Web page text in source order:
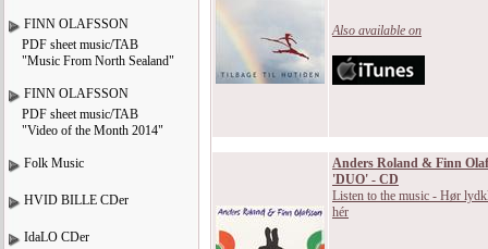
FINN OLAFSSON
PDF sheet music/TAB
"Music From North Sealand"
FINN OLAFSSON
PDF sheet music/TAB
"Video of the Month 2014"
Folk Music
HVID BILLE CDer
IdaLO CDer
Also available on
Anders Roland & Finn
'DUO' - CD
Listen to the music - Hør
hér